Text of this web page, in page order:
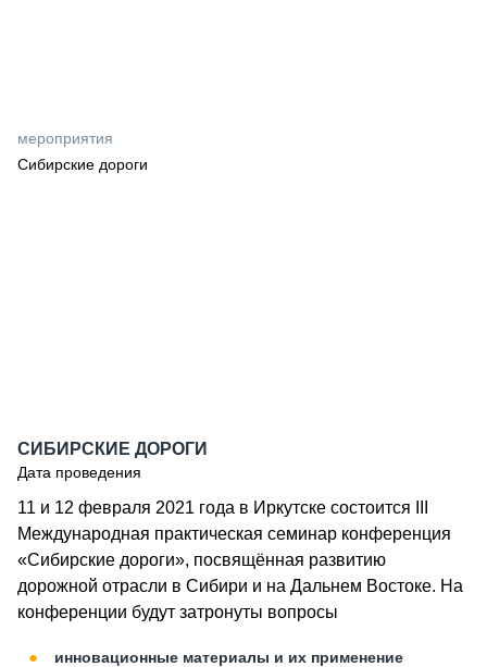
СПЕЦПРОЕКТЫ
мероприятия
Сибирские дороги
СИБИРСКИЕ ДОРОГИ
Дата проведения
11 и 12 февраля 2021 года в Иркутске состоится III
Международная практическая семинар конференция
«Сибирские дороги», посвящённая развитию
дорожной отрасли в Сибири и на Дальнем Востоке. На
конференции будут затронуты вопросы
инновационные материалы и их применение